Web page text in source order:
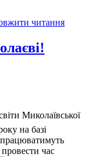
читання
для
Миколаївської
на базі
працюватимуть
час